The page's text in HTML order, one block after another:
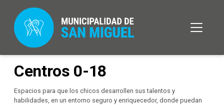
Centros 0-18
Espacios para que los chicos desarrollen sus talentos y
habilidades, en un entorno seguro y enriquecedor, donde puedan